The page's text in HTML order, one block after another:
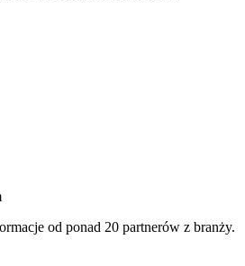
od ponad 20 partnerów z branży.